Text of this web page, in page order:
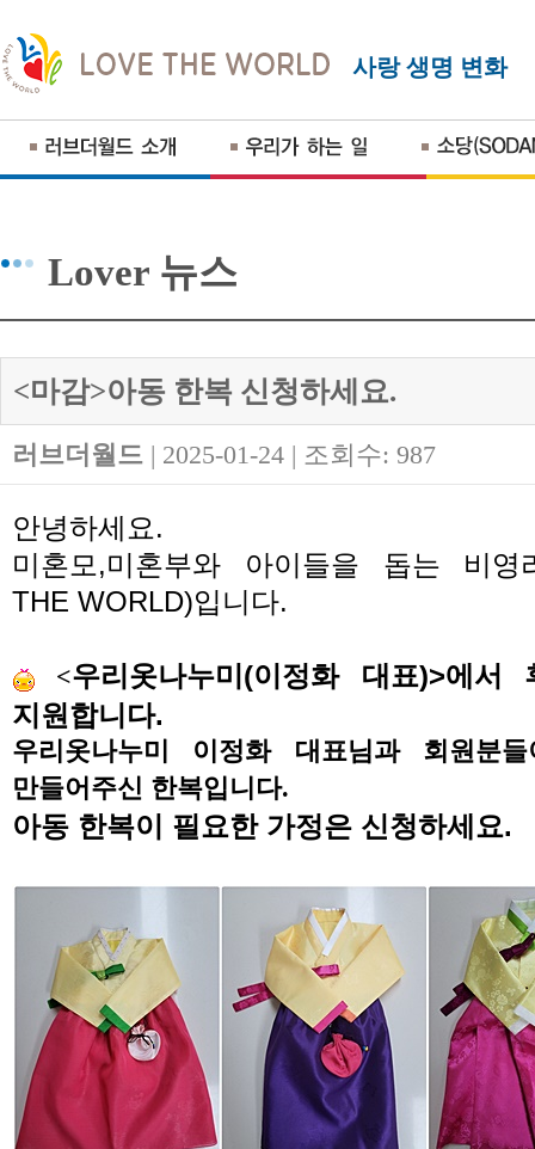
사랑 생명 변화
Lover 뉴스
<마감>아동 한복 신청하세요.
러브더월드 | 2025-01-24 | 조회수: 987
안녕하세요 .
미혼모 ,미혼부와 아이들을 돕는 비영
THE WORLD)입니다.
<우리옷나누미 (이정화 대표)>에서
지원합니다.
우리옷나누미 이정화 대표님과 회원분
만들어주신 한복입니다.
아동 한복이 필요한 가정은 신청하세요.